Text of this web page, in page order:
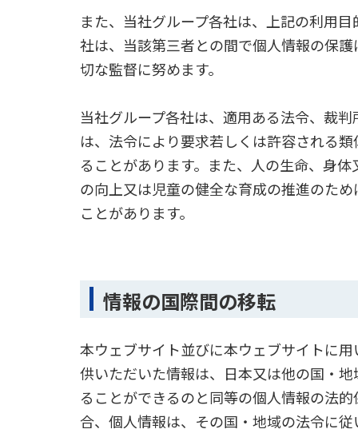
また、当社グループ各社は、上記の利用
社は、当該第三者との間で個人情報の保
切な監督に努めます。
当社グループ各社は、適用ある法令、裁
は、法令により要求若しくは許容される
ることがあります。また、人の生命、身
の向上又は児童の健全な育成の推進のた
ことがあります。
情報の国際間の移転
本ウェブサイト並びに本ウェブサイトに
供いただいた情報は、日本又は他の国・
ることができるのと同等の個人情報の法
合、個人情報は、その国・地域の法令に